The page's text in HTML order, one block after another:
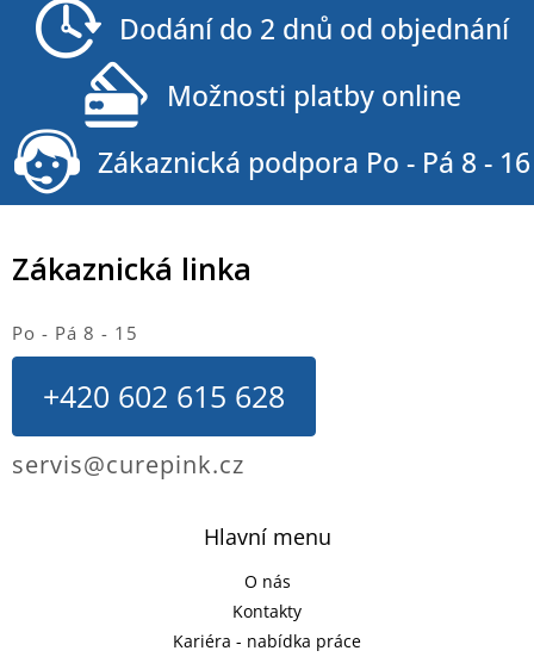
Hlavní menu
O nás
Kontakty
Kariéra - nabídka práce
Zákaznická linka
Po - Pá 8 - 15
+420 602 615 628
servis@curepink.cz
Dodání do 2 dnů od objednání
Možnosti platby online
Zákaznická podpora Po - Pá 8 - 16